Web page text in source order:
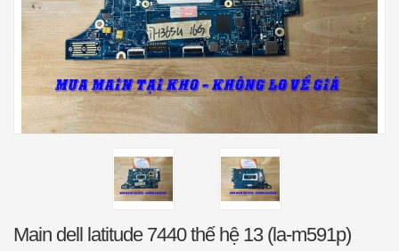
Main dell latitude 7440 thế hệ 13 (la-m591p)